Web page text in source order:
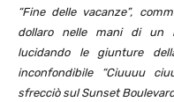
“Fine delle vacanze”,
dollaro nelle mani di un
lucidando le giunture
inconfondibile “Ciuuuu
sfrecciò sul Sunset